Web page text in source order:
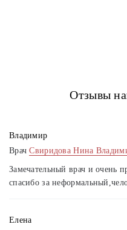
Отзывы
Владимир
ВрачСвиридова Нина
Замечательный врач и очень
спасибо за
Елена